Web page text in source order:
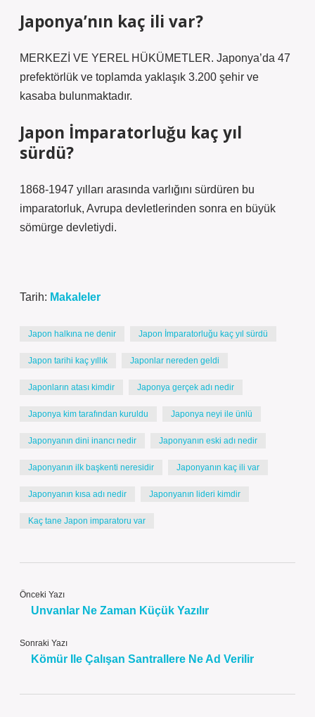
Japonya’nın kaç ili var?
MERKEZİ VE YEREL HÜKÜMETLER. Japonya’da 47
prefektörlük ve toplamda yaklaşık 3.200 şehir ve
kasaba bulunmaktadır.
Japon İmparatorluğu kaç yıl
sürdü?
1868-1947 yılları arasında varlığını sürdüren bu
imparatorluk, Avrupa devletlerinden sonra en büyük
sömürge devletiydi.
Tarih: Makaleler
Japon halkına ne denir Japon İmparatorluğu kaç yıl sürdü
Japon tarihi kaç yıllık Japonlar nereden geldi
Japonların atası kimdir Japonya gerçek adı nedir
Japonya kim tarafından kuruldu Japonya neyi ile ünlü
Japonyanın dini inancı nedir Japonyanın eski adı nedir
Japonyanın ilk başkenti neresidir Japonyanın kaç ili var
Japonyanın kısa adı nedir Japonyanın lideri kimdir
Kaç tane Japon imparatoru var
Önceki Yazı
Unvanlar Ne Zaman Küçük Yazılır
Sonraki Yazı
Kömür Ile Çalışan Santrallere Ne Ad Verilir